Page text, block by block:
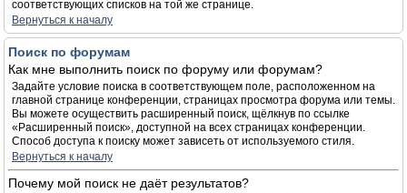
соответствующих списков на той же странице.
Вернуться к началу
Поиск по форумам
Как мне выполнить поиск по форуму или форумам?
Задайте условие поиска в соответствующем поле, расположенном на
главной странице конференции, страницах просмотра форума или темы.
Вы можете осуществить расширенный поиск, щёлкнув по ссылке
«Расширенный поиск», доступной на всех страницах конференции.
Способ доступа к поиску может зависеть от используемого стиля.
Вернуться к началу
Почему мой поиск не даёт результатов?